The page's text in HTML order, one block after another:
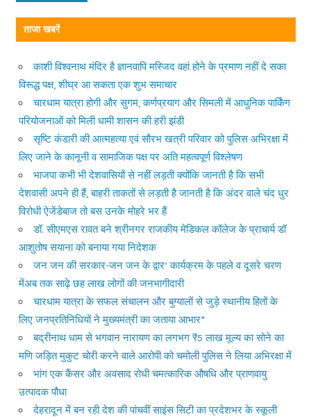
ताजा खबरें
काशी विश्वनाथ मंदिर है ज्ञानवापि मस्जिद वहां होने के प्रमाण नहीं दे सका
विरूद्ध पक्ष, शीघ्र आ सकता एक शुभ समाचार
चारधाम यात्रा होगी और सुगम, कर्णप्रयाग और सिमली में आधुनिक पार्किंग
परियोजनाओं को मिली धामी शासन की हरी झंडी
सृष्टि कंडारी की आत्महत्या एवं सौरभ खत्री परिवार को पुलिस अभिरक्षा में
लिए जाने के कानूनी व सामाजिक पक्ष पर अति महत्वपूर्ण विश्लेषण
भाजपा कभी भी देशवासियों से नहीं लड़ती क्योंकि जानती है कि सभी
देशवासी अपने ही हैं, बाहरी ताकतों से लड़ती है जानती है कि अंदर वाले चंद धुर
विरोधी ऐजेंडेबाज तो बस उनके मोहरे भर हैं
डॉ. सीएमएस रावत बने श्रीनगर राजकीय मेडिकल कॉलेज के प्राचार्य डॉ
आशुतोष सयाना को बनाया गया निदेशक
जन जन की सरकार-जन जन के द्वार’ कार्यक्रम के पहले व दूसरे चरण
मेंअब तक साढ़े छह लाख लोगों की जनभागीदारी
चारधाम यात्रा के सफल संचालन और बुग्यालों से जुड़े स्थानीय हितों के
लिए जनप्रतिनिधियों ने मुख्यमंत्री का जताया आभार*
बद्रीनाथ धाम से भगवान नारायण का लगभग ₹5 लाख मूल्य का सोने का
मणि जड़ित मुकुट चोरी करने वाले आरोपी को चमोली पुलिस ने लिया अभिरक्षा में
भांग एक कैंसर और अवसाद रोधी चमत्कारिक औषधि और प्राणवायु
उत्पादक पौधा
देहरादून में बन रही देश की पांचवीं साइंस सिटी का प्रदेशभर के स्कूली